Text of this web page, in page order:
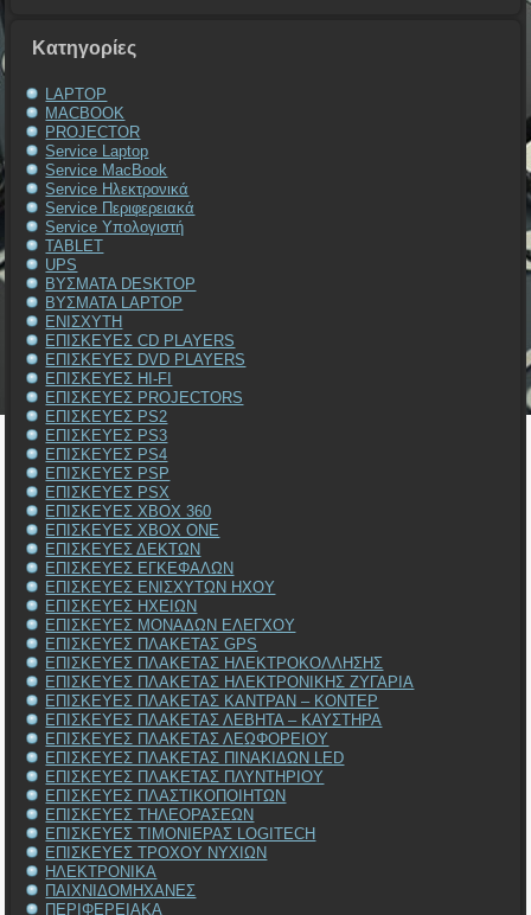
Kατηγορίες
LAPTOP
MACBOOK
PROJECTOR
Service Laptop
Service MacBook
Service Ηλεκτρονικά
Service Περιφερειακά
Service Υπολογιστή
TABLET
UPS
ΒΥΣΜΑΤΑ DESKTOP
ΒΥΣΜΑΤΑ LAPTOP
ΕΝΙΣΧΥΤΗ
ΕΠΙΣΚΕΥΕΣ CD PLAYERS
ΕΠΙΣΚΕΥΕΣ DVD PLAYERS
ΕΠΙΣΚΕΥΕΣ HI-FI
ΕΠΙΣΚΕΥΕΣ PROJECTORS
ΕΠΙΣΚΕΥΕΣ PS2
ΕΠΙΣΚΕΥΕΣ PS3
ΕΠΙΣΚΕΥΕΣ PS4
ΕΠΙΣΚΕΥΕΣ PSP
ΕΠΙΣΚΕΥΕΣ PSX
ΕΠΙΣΚΕΥΕΣ XBOX 360
ΕΠΙΣΚΕΥΕΣ XBOX ONE
ΕΠΙΣΚΕΥΕΣ ΔΕΚΤΩΝ
ΕΠΙΣΚΕΥΕΣ ΕΓΚΕΦΑΛΩΝ
ΕΠΙΣΚΕΥΕΣ ΕΝΙΣΧΥΤΩΝ ΗΧΟΥ
ΕΠΙΣΚΕΥΕΣ ΗΧΕΙΩΝ
ΕΠΙΣΚΕΥΕΣ ΜΟΝΑΔΩΝ ΕΛΕΓΧΟΥ
ΕΠΙΣΚΕΥΕΣ ΠΛΑΚΕΤΑΣ GPS
ΕΠΙΣΚΕΥΕΣ ΠΛΑΚΕΤΑΣ ΗΛΕΚΤΡΟΚΟΛΛΗΣΗΣ
ΕΠΙΣΚΕΥΕΣ ΠΛΑΚΕΤΑΣ ΗΛΕΚΤΡΟΝΙΚΗΣ ΖΥΓΑΡΙΑ
ΕΠΙΣΚΕΥΕΣ ΠΛΑΚΕΤΑΣ ΚΑΝΤΡΑΝ – ΚΟΝΤΕΡ
ΕΠΙΣΚΕΥΕΣ ΠΛΑΚΕΤΑΣ ΛΕΒΗΤΑ – ΚΑΥΣΤΗΡΑ
ΕΠΙΣΚΕΥΕΣ ΠΛΑΚΕΤΑΣ ΛΕΩΦΟΡΕΙΟΥ
ΕΠΙΣΚΕΥΕΣ ΠΛΑΚΕΤΑΣ ΠΙΝΑΚΙΔΩΝ LED
ΕΠΙΣΚΕΥΕΣ ΠΛΑΚΕΤΑΣ ΠΛΥΝΤΗΡΙΟΥ
ΕΠΙΣΚΕΥΕΣ ΠΛΑΣΤΙΚΟΠΟΙΗΤΩΝ
ΕΠΙΣΚΕΥΕΣ ΤΗΛΕΟΡΑΣΕΩΝ
ΕΠΙΣΚΕΥΕΣ ΤΙΜΟΝΙΕΡΑΣ LOGITECH
ΕΠΙΣΚΕΥΕΣ ΤΡΟΧΟΥ ΝΥΧΙΩΝ
ΗΛΕΚΤΡΟΝΙΚΑ
ΠΑΙΧΝΙΔΟΜΗΧΑΝΕΣ
ΠΕΡΙΦΕΡΕΙΑΚΑ